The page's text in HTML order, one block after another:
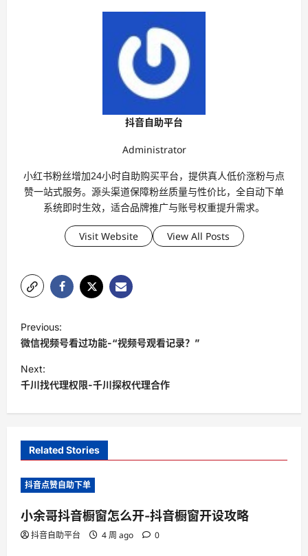
抖音自助平台
Administrator
小红书粉丝增加24小时自助购买平台，提供真人低价涨粉与点
赞一站式服务。源头渠道保障粉丝质量与性价比，全自动下单
系统即时生效，适合品牌推广与账号权重提升需求。
Visit Website View All Posts
P
o
s
t
g
a
t
Previous:
微信视频号看过功能-“视频号观看记录？”
Next:
千川找代理权限-千川探权代理合作
Related Stories
抖音点赞自助下单
小余哥抖音橱窗怎么开-抖音橱窗开设攻略
抖音自助平台 4 周 ago 0